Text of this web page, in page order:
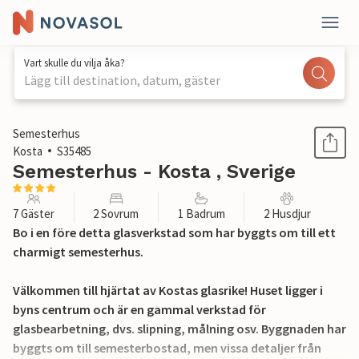
Vart skulle du vilja åka?
Lägg till destination, datum, gäster
1 / 22
Semesterhus
Kosta
S35485
Semesterhus - Kosta , Sverige
7 Gäster 2 Sovrum 1 Badrum 2 Husdjur
Bo i en före detta glasverkstad som har byggts om till ett
charmigt semesterhus.
Välkommen till hjärtat av Kostas glasrike! Huset ligger i
byns centrum och är en gammal verkstad för
glasbearbetning, dvs. slipning, målning osv. Byggnaden har
byggts om till semesterbostad, men vissa detaljer från